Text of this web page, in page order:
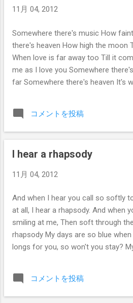
11月 04, 2012
Somewhere there's music How
there's heaven How high the moon
When love is far away too Till it
me as I love you Somewhere
far Somewhere there's heaven It's
コメントを投稿
I hear a rhapsody
11月 04, 2012
And when I hear you call so softly
at all, I hear a rhapsody. And when
smiling at me, Then soft through
rhapsody My days are so blue
longs for you, so won't you stay?
a rhapsody
コメントを投稿